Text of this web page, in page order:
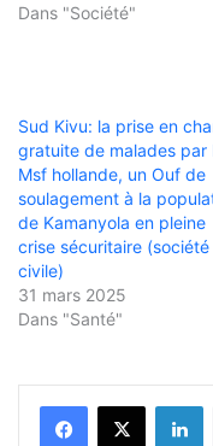
Dans "Société"
Sud Kivu: la prise en
gratuite de malades par
Msf hollande, un Ouf de
soulagement à la
de Kamanyola en pleine
crise sécuritaire (société
civile)
31 mars 2025
Dans "Santé"